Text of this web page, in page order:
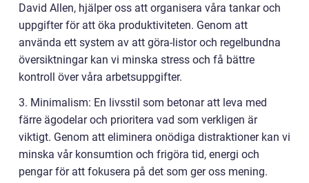
David Allen, hjälper oss att organisera våra tankar och
uppgifter för att öka produktiviteten. Genom att
använda ett system av att göra-listor och regelbundna
översiktningar kan vi minska stress och få bättre
kontroll över våra arbetsuppgifter.
3. Minimalism: En livsstil som betonar att leva med
färre ägodelar och prioritera vad som verkligen är
viktigt. Genom att eliminera onödiga distraktioner kan vi
minska vår konsumtion och frigöra tid, energi och
pengar för att fokusera på det som ger oss mening.